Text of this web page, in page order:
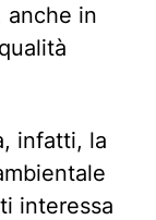
anche in
infatti, la
interessa